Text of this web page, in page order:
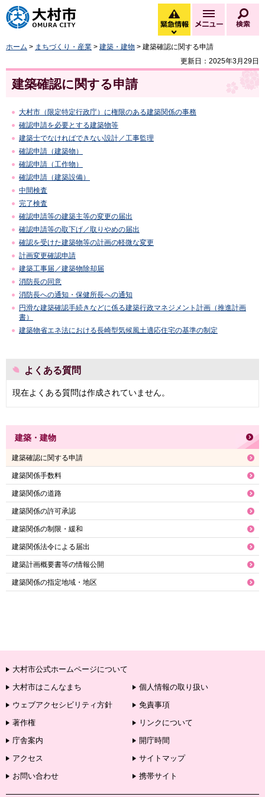
大村市
緊急情報
緊急情報を開く
メニュー
ホーム > まちづくり・産業 > 建築・建物 > 建築確認に関する申請
更新日：2025年3月29日
建築確認に関する申請
大村市（限定特定行政庁）に権限のある建築関係の事務
確認申請を必要とする建築物等
建築士でなければできない設計／工事監理
確認申請（建築物）
確認申請（工作物）
確認申請（建築設備）
中間検査
完了検査
確認申請等の建築主等の変更の届出
確認申請等の取下げ／取りやめの届出
確認を受けた建築物等の計画の軽微な変更
計画変更確認申請
建築工事届／建築物除却届
消防長の同意
消防長への通知・保健所長への通知
円滑な建築確認手続きなどに係る建築行政マネジメント計画（推進計画
書）
建築物省エネ法における長崎型気候風土適応住宅の基準の制定
よくある質問
現在よくある質問は作成されていません。
建築・建物
建築確認に関する申請
建築関係手数料
建築関係の道路
建築関係の許可承認
建築関係の制限・緩和
建築関係法令による届出
建築計画概要書等の情報公開
建築関係の指定地域・地区
大村市公式ホームページについて
大村市はこんなまち
個人情報の取り扱い
ウェブアクセシビリティ方針
免責事項
著作権
リンクについて
庁舎案内
開庁時間
アクセス
サイトマップ
お問い合わせ
携帯サイト